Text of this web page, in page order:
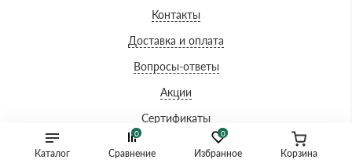
Каталог
0
Избранное
0
Сравнение Корзина
Контакты
Доставка и оплата
Вопросы-ответы
Акции
Сертификаты